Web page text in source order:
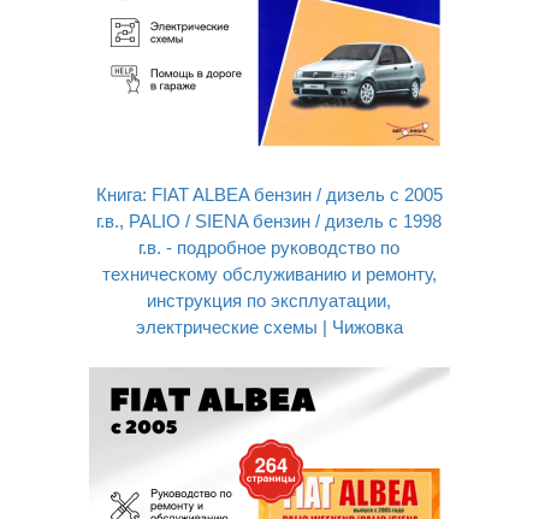
Книга: FIAT ALBEA бензин / дизель с 2005
г.в., PALIO / SIENA бензин / дизель с 1998
г.в. - подробное руководство по
техническому обслуживанию и ремонту,
инструкция по эксплуатации,
электрические схемы | Чижовка